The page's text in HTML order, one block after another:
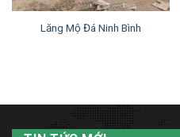
Lăng Mộ Đá Ninh Bình